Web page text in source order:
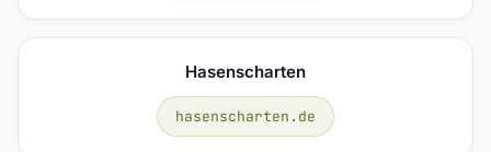
Hasenscharten
hasenscharten.de